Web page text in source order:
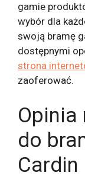
gamie
wybór dla
swoją bramę
dostępnymi
strona
zaoferować.
Opinia
do
Cardin